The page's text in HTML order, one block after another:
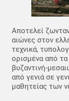
Αποτελεί
αιώνες στον
τεχνικά,
ορισμένα από
βυζαντινή-
από γενιά σε
μαθητείας των